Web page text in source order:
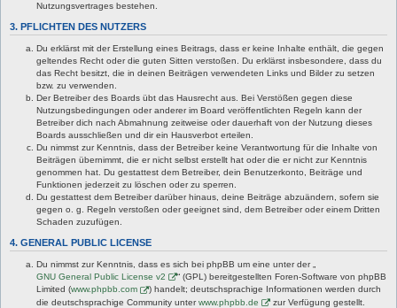
Nutzungsvertrages bestehen.
3. PFLICHTEN DES NUTZERS
Du erklärst mit der Erstellung eines Beitrags, dass er keine Inhalte enthält, die gegen
geltendes Recht oder die guten Sitten verstoßen. Du erklärst insbesondere, dass du
das Recht besitzt, die in deinen Beiträgen verwendeten Links und Bilder zu setzen
bzw. zu verwenden.
Der Betreiber des Boards übt das Hausrecht aus. Bei Verstößen gegen diese
Nutzungsbedingungen oder anderer im Board veröffentlichten Regeln kann der
Betreiber dich nach Abmahnung zeitweise oder dauerhaft von der Nutzung dieses
Boards ausschließen und dir ein Hausverbot erteilen.
Du nimmst zur Kenntnis, dass der Betreiber keine Verantwortung für die Inhalte von
Beiträgen übernimmt, die er nicht selbst erstellt hat oder die er nicht zur Kenntnis
genommen hat. Du gestattest dem Betreiber, dein Benutzerkonto, Beiträge und
Funktionen jederzeit zu löschen oder zu sperren.
Du gestattest dem Betreiber darüber hinaus, deine Beiträge abzuändern, sofern sie
gegen o. g. Regeln verstoßen oder geeignet sind, dem Betreiber oder einem Dritten
Schaden zuzufügen.
4. GENERAL PUBLIC LICENSE
Du nimmst zur Kenntnis, dass es sich bei phpBB um eine unter der „
GNU General Public License v2
“ (GPL) bereitgestellten Foren-Software von phpBB
Limited (www.phpbb.com
) handelt; deutschsprachige Informationen werden durch
die deutschsprachige Community unterwww.phpbb.de
zur Verfügung gestellt.